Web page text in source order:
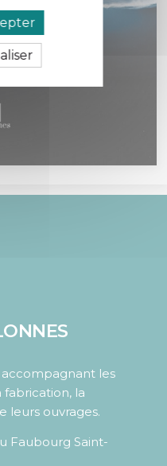
accompagnant les
fabrication, la
leurs ouvrages.
Faubourg Saint-